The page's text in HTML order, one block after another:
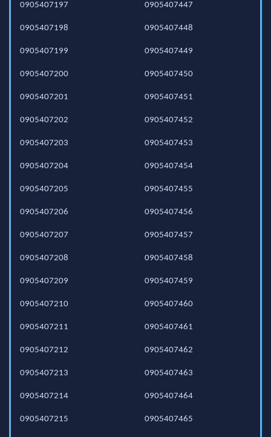
0905407197
0905407198
0905407199
0905407200
0905407201
0905407202
0905407203
0905407204
0905407205
0905407206
0905407207
0905407208
0905407209
0905407210
0905407211
0905407212
0905407213
0905407214
0905407215
0905407447
0905407448
0905407449
0905407450
0905407451
0905407452
0905407453
0905407454
0905407455
0905407456
0905407457
0905407458
0905407459
0905407460
0905407461
0905407462
0905407463
0905407464
0905407465